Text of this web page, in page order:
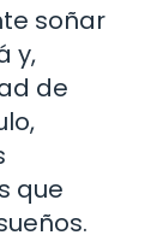
soñar
y,
de
que